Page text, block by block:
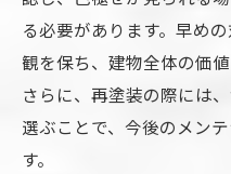
る必要があります。早め
観を保ち、建物全体の価
さらに、再塗装の際には
選ぶことで、今後のメン
す。